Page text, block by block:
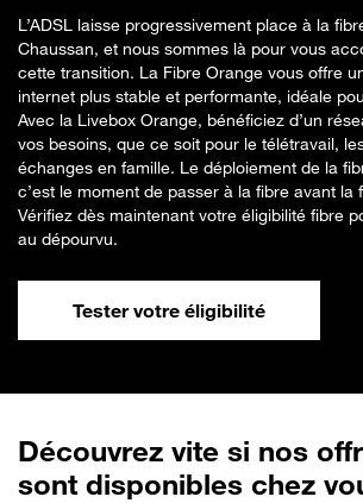
L’ADSL laisse progressivement place à la
Chaussan, et nous sommes là pour vous
cette transition. La Fibre Orange vous offre
internet plus stable et performante, idéale
Avec la Livebox Orange, bénéficiez d’un
vos besoins, que ce soit pour le télétravail,
échanges en famille. Le déploiement de la
c’est le moment de passer à la fibre avant la
Vérifiez dès maintenant votre éligibilité fibre
au dépourvu.
Tester votre éligibilité
Découvrez vite si nos
sont disponibles chez